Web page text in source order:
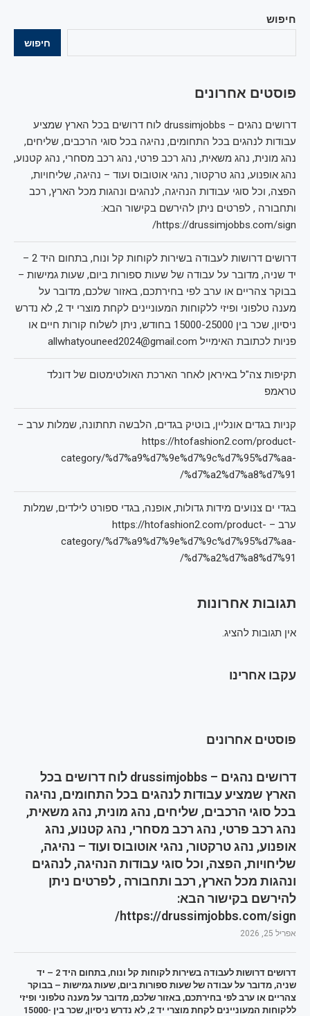
חיפוש
חיפוש
פוסטים אחרונים
דרושים נהגים – drussimjobbs לוח דרושים בכל הארץ שמציע
עבודות לנהגים בכל התחומים, נהיגה בכל סוגי הרכבים, שליחים,
נהג מונית, נהג משאית, נהג רכב פרטי, נהג רכב מסחרי, נהג קטנוע,
נהג אופנוע, נהג טרקטור, נהגי אוטובוס ועוד – נהיגה, שליחויות,
הפצה, וכל סוגי עבודות הנהיגה, לנהגים ונהגות מכל הארץ, רכב
ותחבורה , לפרטים ניתן להירשם בקישור הבא:
https://drussimjobbs.com/sign/
דרושים דרושות לעבודה בשירות לקוחות קל ונוח, בתחום היד 2 –
יד שניה, מדובר על עבודה של שעות ספורות ביום, שעות גמישות –
בבוקר צהריים או ערב לפי בחירתכם, באזור שלכם, מדובר על
מענה טלפוני ופיזי ללקוחות המעוניינים לקחת מוצרי יד 2, לא נדרש
ניסיון, שכר בין 15000-25000 בחודש, ניתן לשלוח קורות חיים או
פניות לכתובת האימייל allwhatyouneed2024@gmail.com
תקיפות צה"ל באיראן לאחר הארכת האולטימטום של דונלד
טראמפ
קניות בגדים אונליין, בוטיק בגדים, הלבשה תחתונה, שמלות ערב –
https://htofashion2.com/product-
category/%d7%a9%d7%9e%d7%9c%d7%95%d7%aa-
%d7%a2%d7%a8%d7%91/
בגדי ים צנועים מידות גדולות, אופנה, בגדי ספורט לילדים, שמלות
ערב – https://htofashion2.com/product-
category/%d7%a9%d7%9e%d7%9c%d7%95%d7%aa-
%d7%a2%d7%a8%d7%91/
תגובות אחרונות
אין תגובות להציג.
עקבו אחרינו
פוסטים אחרונים
דרושים נהגים – drussimjobbs לוח דרושים בכל
הארץ שמציע עבודות לנהגים בכל התחומים, נהיגה
בכל סוגי הרכבים, שליחים, נהג מונית, נהג משאית,
נהג רכב פרטי, נהג רכב מסחרי, נהג קטנוע, נהג
אופנוע, נהג טרקטור, נהגי אוטובוס ועוד – נהיגה,
שליחויות, הפצה, וכל סוגי עבודות הנהיגה, לנהגים
ונהגות מכל הארץ, רכב ותחבורה , לפרטים ניתן
להירשם בקישור הבא:
https://drussimjobbs.com/sign/
אפריל 25, 2026
דרושים דרושות לעבודה בשירות לקוחות קל ונוח, בתחום היד 2 – יד
שניה, מדובר על עבודה של שעות ספורות ביום, שעות גמישות – בבוקר
צהריים או ערב לפי בחירתכם, באזור שלכם, מדובר על מענה טלפוני ופיזי
ללקוחות המעוניינים לקחת מוצרי יד 2, לא נדרש ניסיון, שכר בין 15000-